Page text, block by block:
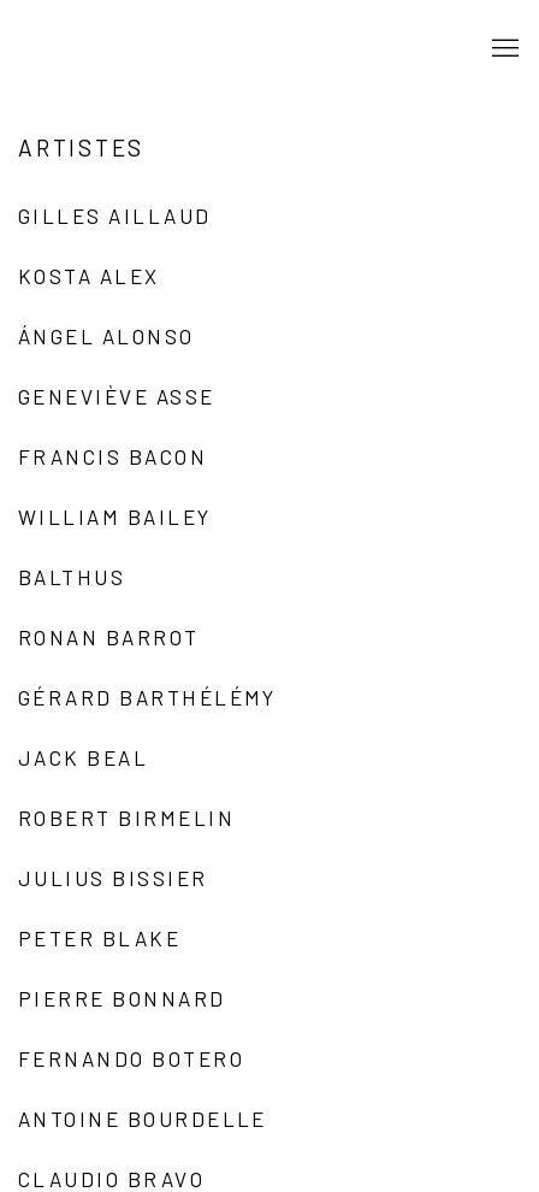
ARTISTES
GILLES AILLAUD
KOSTA ALEX
ÁNGEL ALONSO
GENEVIÈVE ASSE
FRANCIS BACON
WILLIAM BAILEY
BALTHUS
RONAN BARROT
GÉRARD BARTHÉLÉMY
JACK BEAL
ROBERT BIRMELIN
JULIUS BISSIER
PETER BLAKE
PIERRE BONNARD
FERNANDO BOTERO
ANTOINE BOURDELLE
CLAUDIO BRAVO